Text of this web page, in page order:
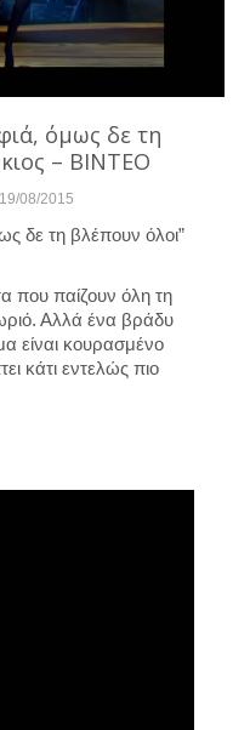
όμως δε τη
– ΒΙΝΤΕΟ
19/08/2015
δε τη βλέπουν όλοι”
που παίζουν όλη τη
Αλλά ένα βράδυ
είναι κουρασμένο
κάτι εντελώς πιο